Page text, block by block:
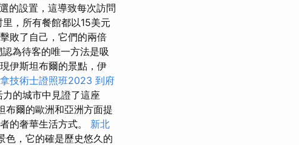
的設置，這導致每次訪問
，所有餐館都以15美元
敗了自己，它們的兩倍
為待客的唯一方法是吸
伊斯坦布爾的景點，伊
技術士證照班2023 到府
的城市中見證了這座
布爾的歐洲和亞洲方面提
的奢華生活方式。 新北
，它的確是歷史悠久的